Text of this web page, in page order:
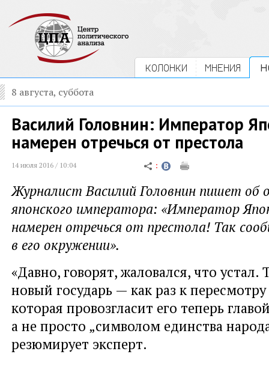
КОЛОНКИ МНЕНИЯ
8 августа, суббота
Василий Головнин: Император
намерен отречься от престола
14 июля 2016 / 10:04
Журналист Василий Головнин пишет об
японского императора: «Император
намерен отречься от престола! Так
в его окружении».
«Давно, говорят, жаловался, что устал.
новый государь — как раз к
которая провозгласит его теперь
а не просто „символом единства
резюмирует эксперт.